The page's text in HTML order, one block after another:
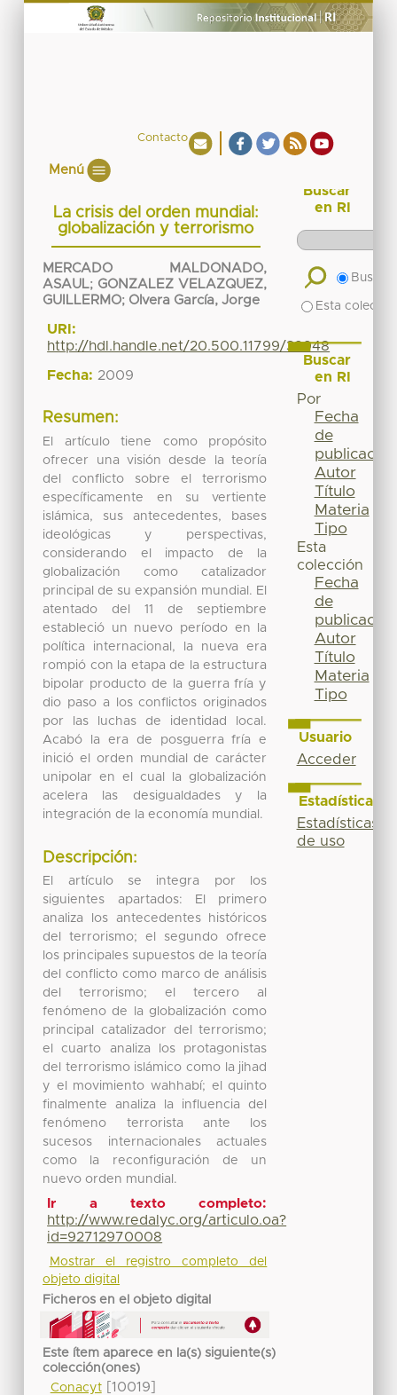
Contacto
Menú
La crisis del orden mundial:
globalización y terrorismo
MERCADO MALDONADO,
ASAUL; GONZALEZ VELAZQUEZ,
GUILLERMO; Olvera García, Jorge
URI:
http://hdl.handle.net/20.500.11799/39948
Fecha: 2009
Resumen:
El artículo tiene como propósito
ofrecer una visión desde la teoría
del conflicto sobre el terrorismo
específicamente en su vertiente
islámica, sus antecedentes, bases
ideológicas y perspectivas,
considerando el impacto de la
globalización como catalizador
principal de su expansión mundial. El
atentado del 11 de septiembre
estableció un nuevo período en la
política internacional, la nueva era
rompió con la etapa de la estructura
bipolar producto de la guerra fría y
dio paso a los conflictos originados
por las luchas de identidad local.
Acabó la era de posguerra fría e
inició el orden mundial de carácter
unipolar en el cual la globalización
acelera las desigualdades y la
integración de la economía mundial.
Descripción:
El artículo se integra por los
siguientes apartados: El primero
analiza los antecedentes históricos
del terrorismo; el segundo ofrece
los principales supuestos de la teoría
del conflicto como marco de análisis
del terrorismo; el tercero al
fenómeno de la globalización como
principal catalizador del terrorismo;
el cuarto analiza los protagonistas
del terrorismo islámico como la jihad
y el movimiento wahhabí; el quinto
finalmente analiza la influencia del
fenómeno terrorista ante los
sucesos internacionales actuales
como la reconfiguración de un
nuevo orden mundial.
Ir a texto completo:
http://www.redalyc.org/articulo.oa?
id=92712970008
Mostrar el registro completo del
objeto digital
Ficheros en el objeto digital
Este ítem aparece en la(s) siguiente(s)
colección(ones)
Conacyt[10019]
Buscar
en RI
Buscar
Esta
Buscar
en RI
Por
Fecha
de
publicación
Autor
Título
Materia
Tipo
Esta
colección
Fecha
de
publicación
Autor
Título
Materia
Tipo
Usuario
Acceder
Estadísticas
Estadísticas
de uso